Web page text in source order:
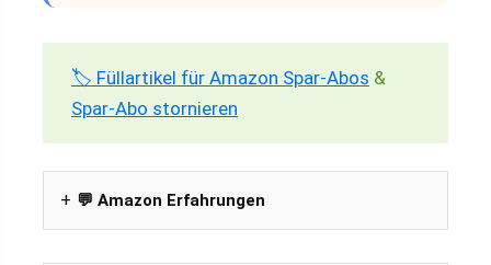
🏷️ Füllartikel für Amazon Spar-Abos &
Spar-Abo stornieren
💬 Amazon Erfahrungen